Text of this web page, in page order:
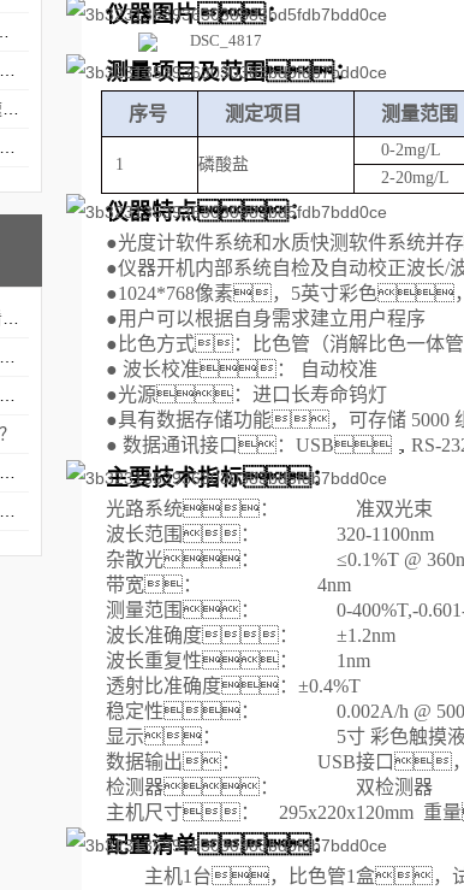
仪器图片：
测量项目及范围：
序号 测定项目 测量范围
1 磷酸盐
0-2mg/L
2-20mg/L
仪器特点：
●光度计软件系统和水质快测软件系统
●仪器开机内部系统自检及自动校正波长/
●1024*768像素，5英寸彩色，
●用户可以根据自身需求建立用户程序
● 比色方式：比色管（消解比色一体管
● 波长校准： 自动校准
●光源：进口长寿命钨灯
●具有数据存储功能，可存储 5000
● 数据通讯接口：USB， RS-
主要技术指标：
光路系统：
准双光束
波长范围：
320-1100nm
杂散光：
≤0.1%T @
带宽：
4nm
测量范围：
0-400%T,-
波长准确度：
±1.2nm
波长重复性：
1nm
透射比准确度：±0.4%T
稳定性：
0.002A/h @
显示：
5寸 彩色触摸
数据输出：
USB接口，
检测器：
双检测器
主机尺寸： 295x220x120mm 重
配置清单：
主机1台，比色管1盒，